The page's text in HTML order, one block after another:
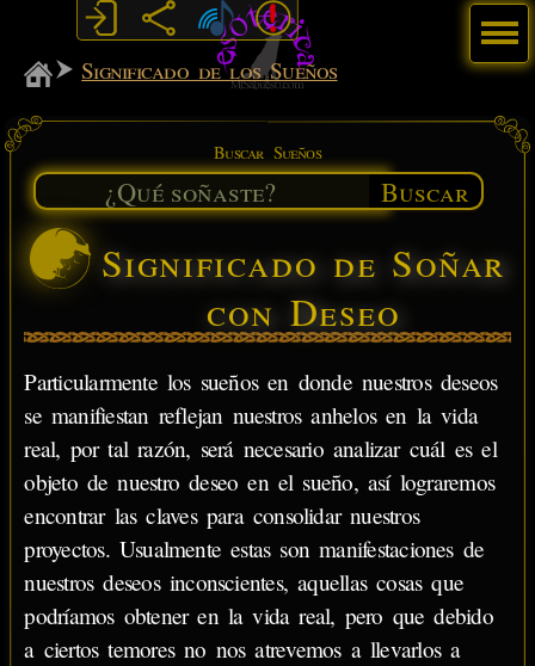
MiSabueso
Significado de los Sueños
Buscar Sueños
Buscar
Significado de Soñar
con Deseo
Particularmente los sueños en donde nuestros deseos
se manifiestan reflejan nuestros anhelos en la vida
real, por tal razón, será necesario analizar cuál es el
objeto de nuestro deseo en el sueño, así lograremos
encontrar las claves para consolidar nuestros
proyectos. Usualmente estas son manifestaciones de
nuestros deseos inconscientes, aquellas cosas que
podríamos obtener en la vida real, pero que debido
a ciertos temores no nos atrevemos a llevarlos a
Menú